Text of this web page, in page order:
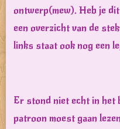
ontwerp(mew). Heb je
een overzicht van de
links staat ook nog een
Er stond niet echt in het
patroon moest gaan